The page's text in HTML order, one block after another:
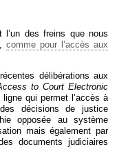
des freins que nous
comme pour l’accès aux
délibérations aux
to Court Electronic
qui permet l’accès à
décisions de justice
opposée au système
mais également par
documents judiciaires